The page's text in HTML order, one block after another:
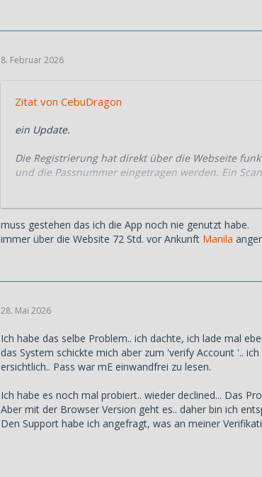
8. Februar 2026
Zitat von CebuDragon
ein Update.
Die Registrierung hat direkt über die Webseite
und die Passnummer eingetragen werden. Ein
Jetzt noch eine Frage, die App und die Webseite
Ich hatte mich mit ihren Zugangsdaten eingelogt
Können wir die App löschen?
muss gestehen das ich die App noch nie genutzt habe.
immer über die Website 72 Std. vor Ankunft Manila
28. Mai 2026
Ich habe das selbe Problem.. ich dachte, ich lade mal
das System schickte mich aber zum 'verify Account '..
ersichtlich.. Pass war mE einwandfrei zu lesen.
Ich habe es noch mal probiert.. wieder declined... Das
Aber mit der Browser Version geht es.. daher bin ich
Den Support habe ich angefragt, was an meiner